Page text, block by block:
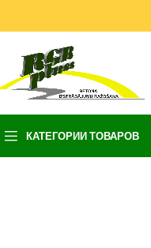
КАТЕГОРИИ ТОВАРОВ